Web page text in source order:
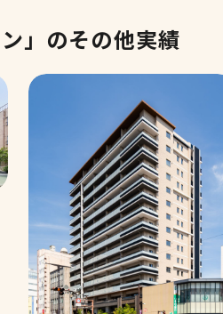
」のその他実績